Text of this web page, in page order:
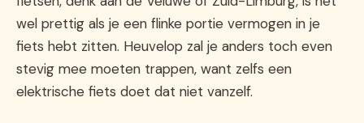
wel prettig als je een flinke portie vermogen in je
fiets hebt zitten. Heuvelop zal je anders toch even
stevig mee moeten trappen, want zelfs een
elektrische fiets doet dat niet vanzelf.